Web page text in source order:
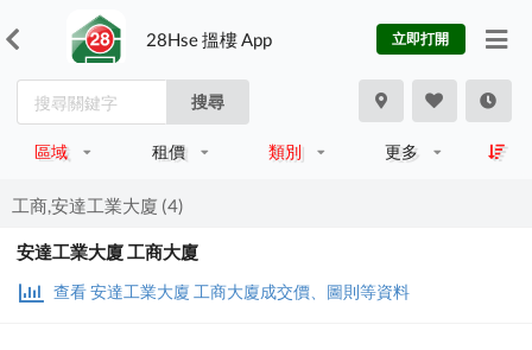
28Hse 搵樓 App 立即打開
搜尋
區域 租價 類別 更多
工商,安達工業大廈 (4)
安達工業大廈 工商大廈
查看 安達工業大廈 工商大廈成交價、圖則等資料